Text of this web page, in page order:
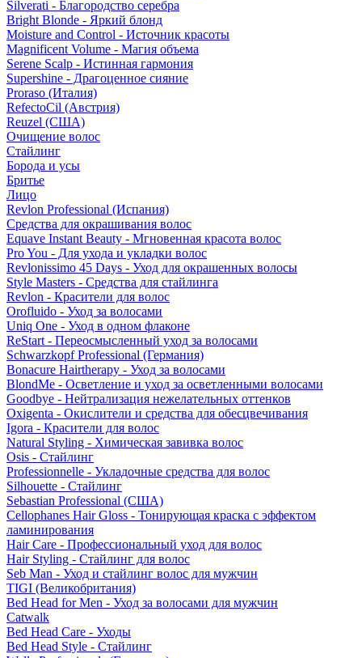
Silverati - Благородство серебра
Bright Blonde - Яркий блонд
Moisture and Control - Источник красоты
Magnificent Volume - Магия объема
Serene Scalp - Истинная гармония
Supershine - Драгоценное сияние
Proraso (Италия)
RefectoCil (Австрия)
Reuzel (США)
Очищение волос
Стайлинг
Борода и усы
Бритье
Лицо
Revlon Professional (Испания)
Средства для окрашивания волос
Equave Instant Beauty - Мгновенная красота волос
Pro You - Для ухода и укладки волос
Revlonissimo 45 Days - Уход для окрашенных волосы
Style Masters - Средства для стайлинга
Revlon - Красители для волос
Orofluido - Уход за волосами
Uniq One - Уход в одном флаконе
ReStart - Переосмысленный уход за волосами
Schwarzkopf Professional (Германия)
Bonacure Hairtherapy - Уход за волосами
BlondMe - Осветление и уход за осветленными волосами
Goodbye - Нейтрализация нежелательных оттенков
Oxigenta - Окислители и средства для обесцвечивания
Igora - Красители для волос
Natural Styling - Химическая завивка волос
Osis - Стайлинг
Professionnelle - Укладочные средства для волос
Silhouette - Стайлинг
Sebastian Professional (США)
Cellophanes Hair Gloss - Тонирующая краска с эффектом
ламинирования
Hair Care - Профессиональный уход для волос
Hair Styling - Стайлинг для волос
Seb Man - Уход и стайлинг волос для мужчин
TIGI (Великобритания)
Bed Head for Men - Уход за волосами для мужчин
Catwalk
Bed Head Care - Уходы
Bed Head Style - Стайлинг